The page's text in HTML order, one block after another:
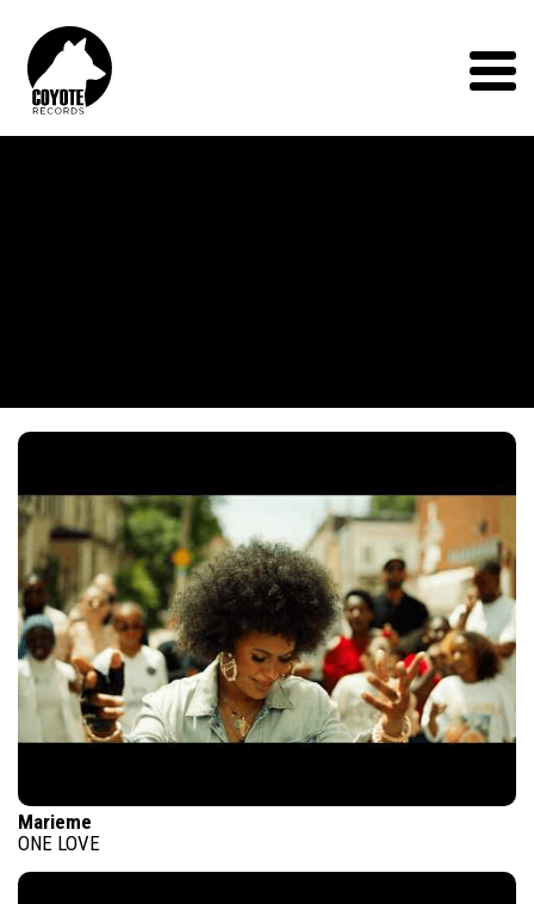
Records
Menu
Marieme
ONE LOVE